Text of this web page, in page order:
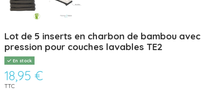
Lot de 5 inserts en charbon de bambou avec
pression pour couches lavables TE2
En stock
18,95 €
TTC